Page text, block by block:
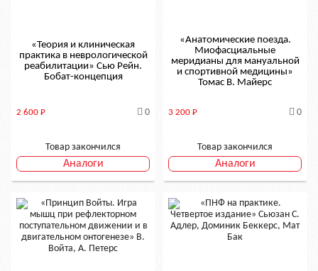
«Теория и клиническая
практика в неврологической
реабилитации» Сью Рейн.
Бобат-концепция
2 600 Р 0
Товар закончился
Аналоги
«Анатомические поезда.
Миофасциальные
меридианы для мануальной
и спортивной медицины»
Томас В. Майерс
3 200 Р 0
Товар закончился
Аналоги